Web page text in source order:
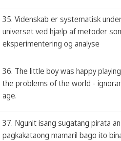
35. Videnskab er systematisk
universet ved hjælp af metoder
eksperimentering og analyse
36. The little boy was happy
the problems of the world -
age.
37. Ngunit isang sugatang pirata
pagkakataong mamaril bago ito